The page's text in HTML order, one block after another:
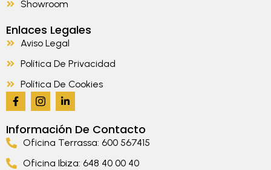
Showroom
Enlaces Legales
Aviso Legal
Política De Privacidad
Política De Cookies
Información De Contacto
Oficina Terrassa: 600 567415
Oficina Ibiza: 648 40 00 40